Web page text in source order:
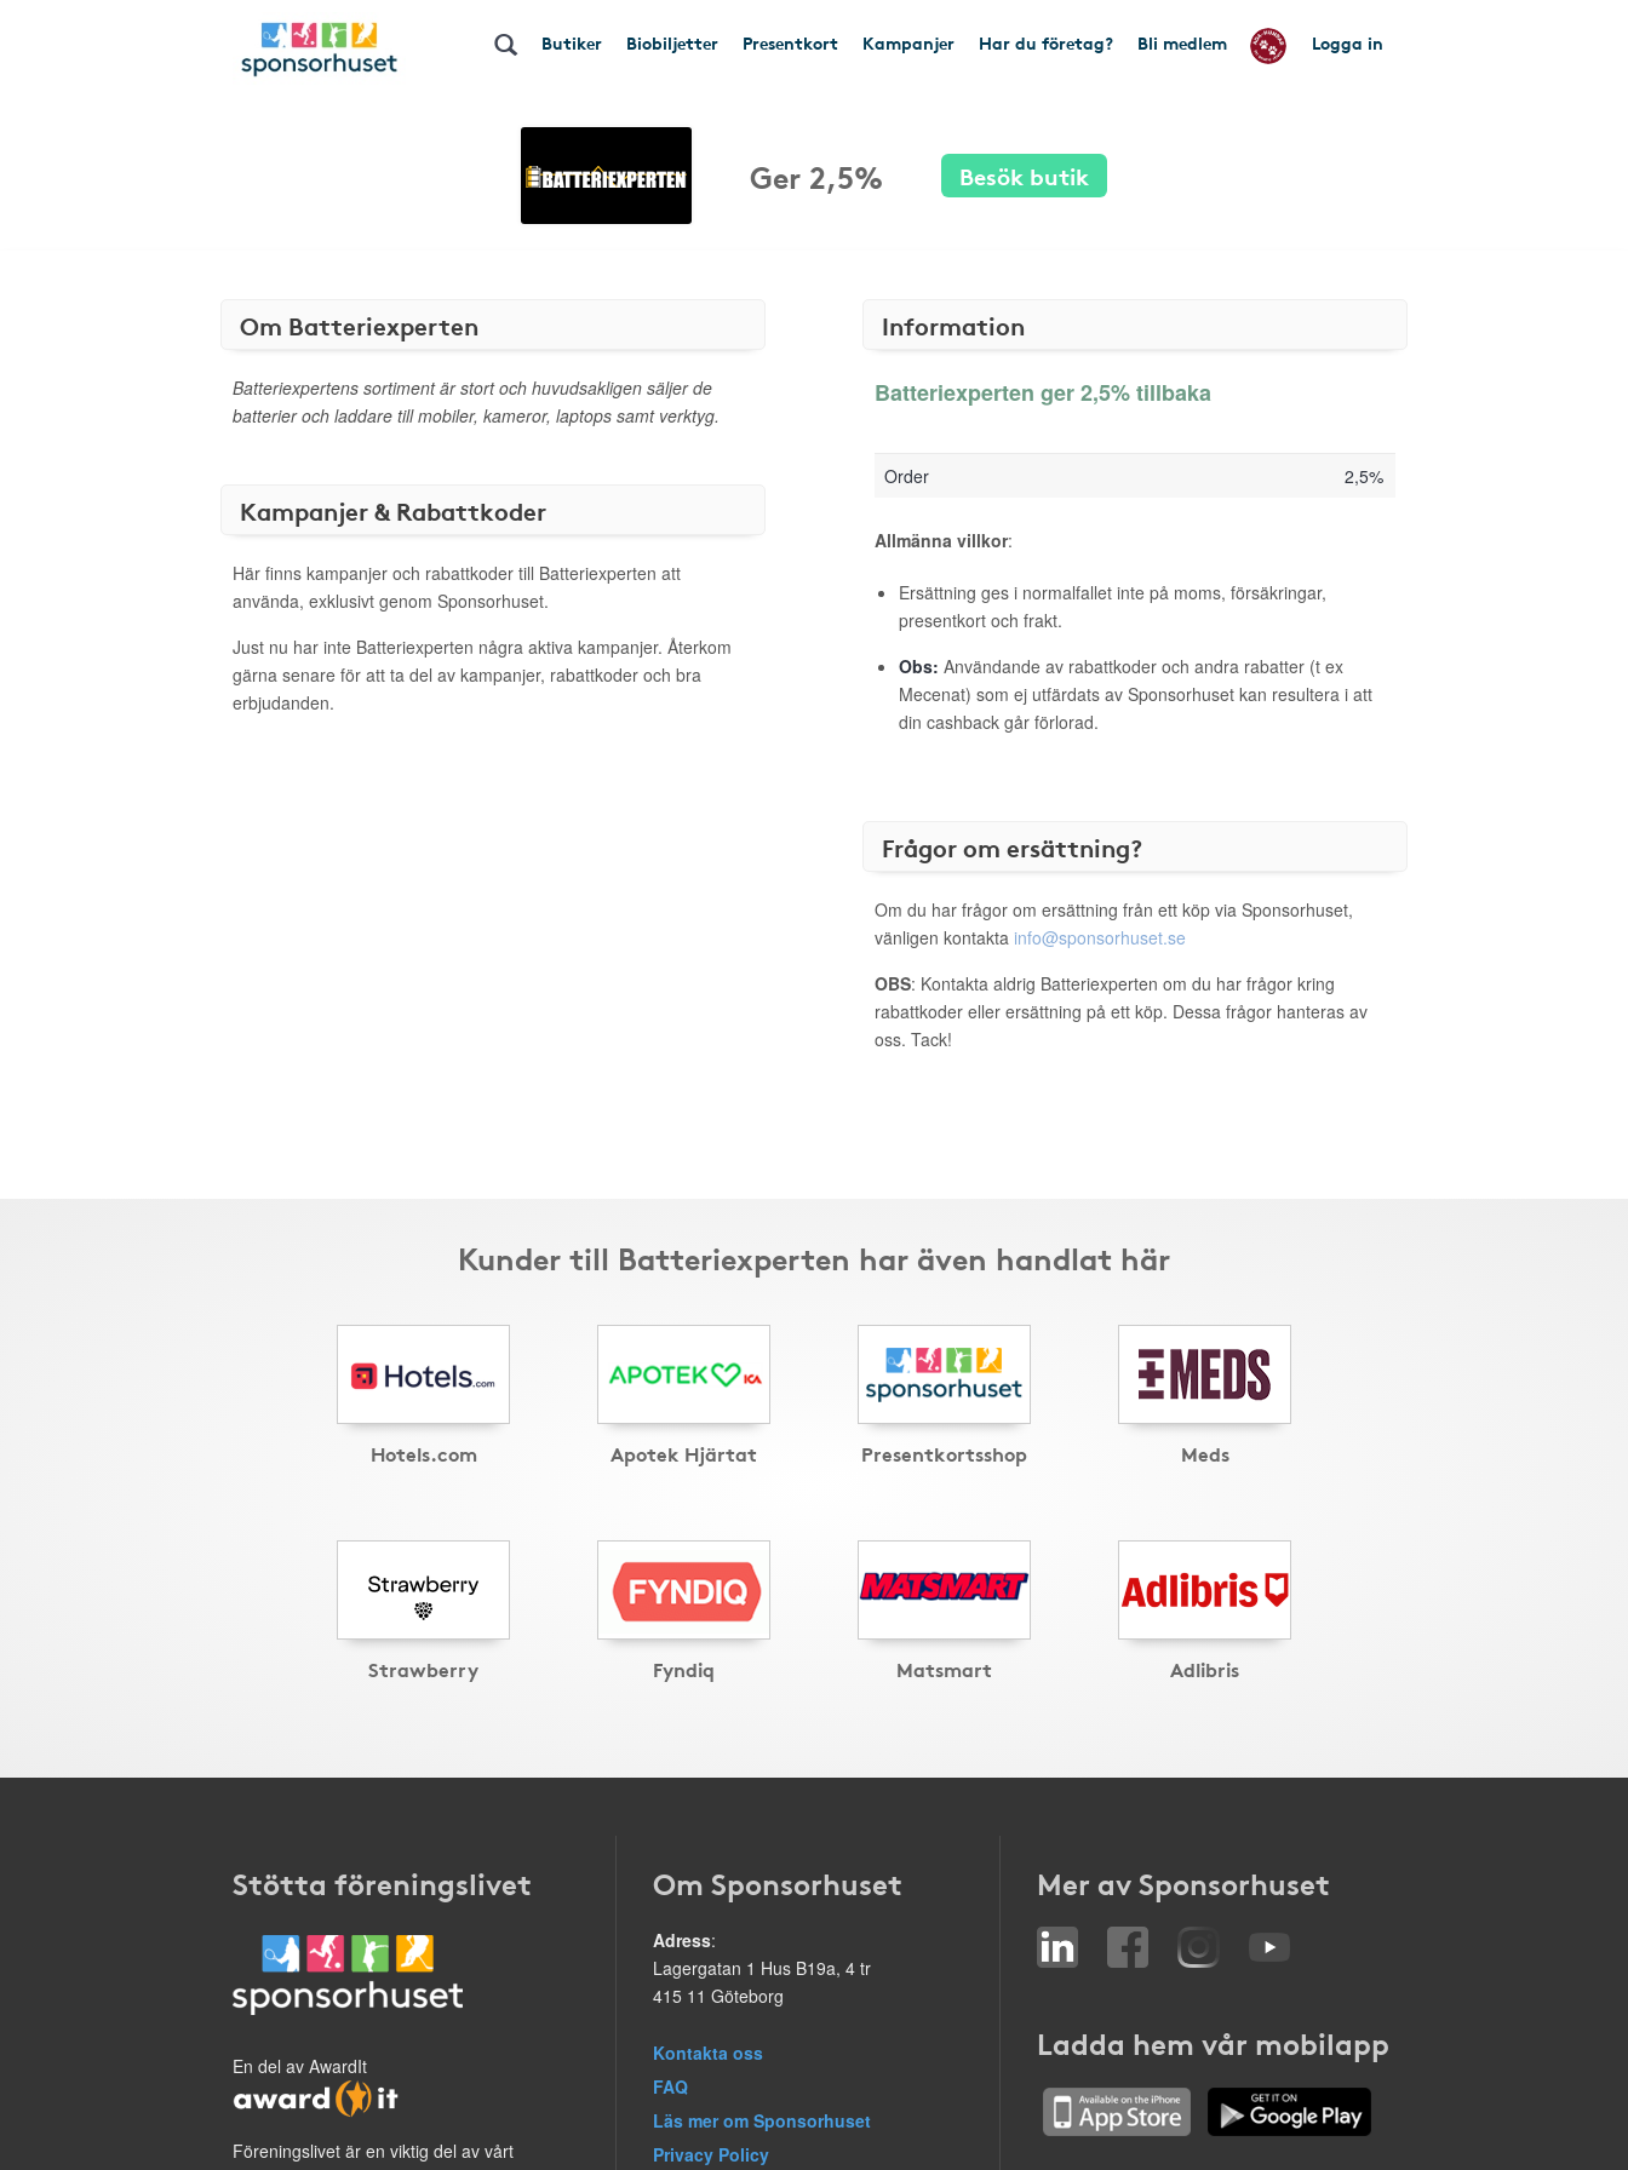
Butiker Biobiljetter Presentkort Kampanjer Har du företag? Bli medlem Logga in
Ger 2,5% Besök butik
Om Batteriexperten
Batteriexpertens sortiment är stort och huvudsakligen säljer de
batterier och laddare till mobiler, kameror, laptops samt verktyg.
Kampanjer & Rabattkoder
Här finns kampanjer och rabattkoder till Batteriexperten att
använda, exklusivt genom Sponsorhuset.
Just nu har inte Batteriexperten några aktiva kampanjer. Återkom
gärna senare för att ta del av kampanjer, rabattkoder och bra
erbjudanden.
Information
Batteriexperten ger 2,5% tillbaka
Order 2,5%
Allmänna villkor:
Ersättning ges i normalfallet inte på moms, försäkringar,
presentkort och frakt.
Obs: Användande av rabattkoder och andra rabatter (t ex
Mecenat) som ej utfärdats av Sponsorhuset kan resultera i att
din cashback går förlorad.
Frågor om ersättning?
Om du har frågor om ersättning från ett köp via Sponsorhuset,
vänligen kontakta info@sponsorhuset.se
OBS: Kontakta aldrig Batteriexperten om du har frågor kring
rabattkoder eller ersättning på ett köp. Dessa frågor hanteras av
oss. Tack!
Kunder till Batteriexperten har även handlat här
Hotels.com Apotek Hjärtat Presentkortsshop Meds
Strawberry Fyndiq Matsmart Adlibris
Stötta föreningslivet
En del av AwardIt
Föreningslivet är en viktig del av vårt
Om Sponsorhuset
Adress:
Lagergatan 1 Hus B19a, 4 tr
415 11 Göteborg
Kontakta oss
FAQ
Läs mer om Sponsorhuset
Privacy Policy
Mer av Sponsorhuset
Ladda hem vår mobilapp